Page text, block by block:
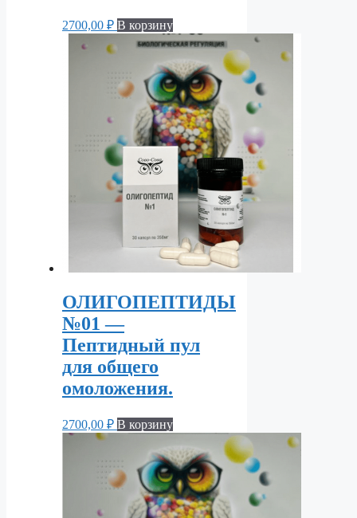
2700,00 ₽ В корзину
ОЛИГОПЕПТИДЫ
№01 —
Пептидный пул
для общего
омоложения.
2700,00 ₽ В корзину